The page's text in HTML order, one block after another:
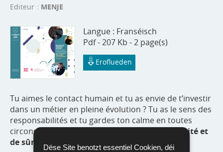
Dëse Site benotzt essentiel Cookien, déi
Editeur
MENJE
Langue : Franséisch
Pdf - 207 Kb - 2 page(s)
Eroflueden
Tu aimes le contact humain et tu as envie de t’investir
dans un métier en pleine évolution ? Tu as le sens des
responsabilités et tu gardes ton calme en toutes
circonstances ? La
formation d'agent de sécurité et
de sûretéest faite pour toi !